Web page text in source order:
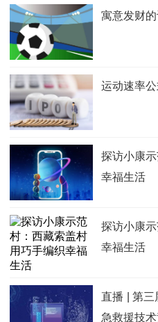
寓意发财
运动速率
探访小康
幸福生活
探访小康
幸福生活
直播 | 第三
急救援技